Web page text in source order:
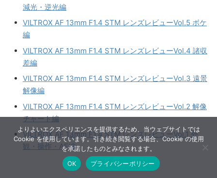
減光・逆光編
VILTROX AF 13mm F1.4 STM レンズレビューVol.5 ボケ
編
VILTROX AF 13mm F1.4 STM レンズレビューVol.4 諸収
差編
VILTROX AF 13mm F1.4 STM レンズレビューVol.3 遠景
解像編
VILTROX AF 13mm F1.4 STM レンズレビューVol.2 解像
チャート編
VILTROX AF 13mm F1.4 STM レンズレビューVol.1 外
観・操作・AF編
よりよいエクスペリエンスを提供するため、当ウェブサイトでは
Cookie を使用しています。引き続き閲覧する場合、Cookie の使用
を承諾したものとみなされます。
OK
プライバシーポリシー